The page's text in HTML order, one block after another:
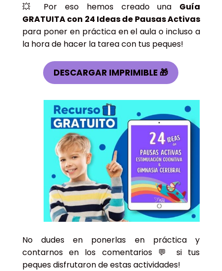
💥 Por eso hemos creado una Guía
GRATUITA con 24 Ideas de Pausas Activas
para poner en práctica en el aula o incluso a
la hora de hacer la tarea con tus peques!
DESCARGAR IMPRIMIBLE 🎁
No dudes en ponerlas en práctica y
contarnos en los comentarios 💬 si tus
peques disfrutaron de estas actividades!